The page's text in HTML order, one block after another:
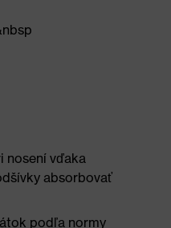
nosení vďaka
absorbovať
podľa normy